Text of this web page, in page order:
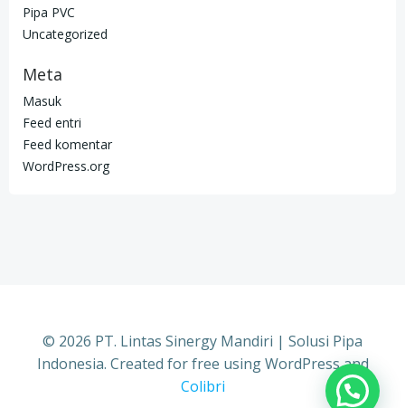
Pipa PVC
Uncategorized
Meta
Masuk
Feed entri
Feed komentar
WordPress.org
© 2026 PT. Lintas Sinergy Mandiri | Solusi Pipa
Indonesia. Created for free using WordPress and
Colibri